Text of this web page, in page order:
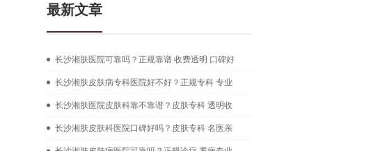
最新文章
长沙湘肤医院可靠吗？正规靠谱 收费透明 口碑好
长沙湘肤皮肤病专科医院好不好？正规专科 专业
长沙湘肤医院皮肤科靠不靠谱？皮肤专科 透明收
长沙湘肤皮肤科医院口碑好吗？皮肤专科 名医亲